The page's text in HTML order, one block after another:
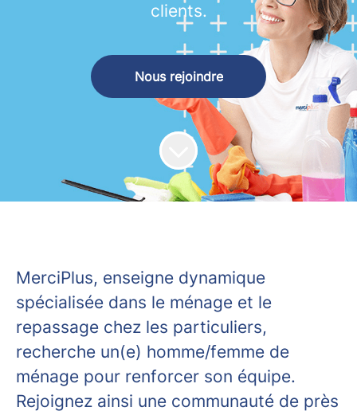
clients.
Nous rejoindre
MerciPlus, enseigne dynamique
spécialisée dans le ménage et le
repassage chez les particuliers,
recherche un(e) homme/femme de
ménage pour renforcer son équipe.
Rejoignez ainsi une communauté de près